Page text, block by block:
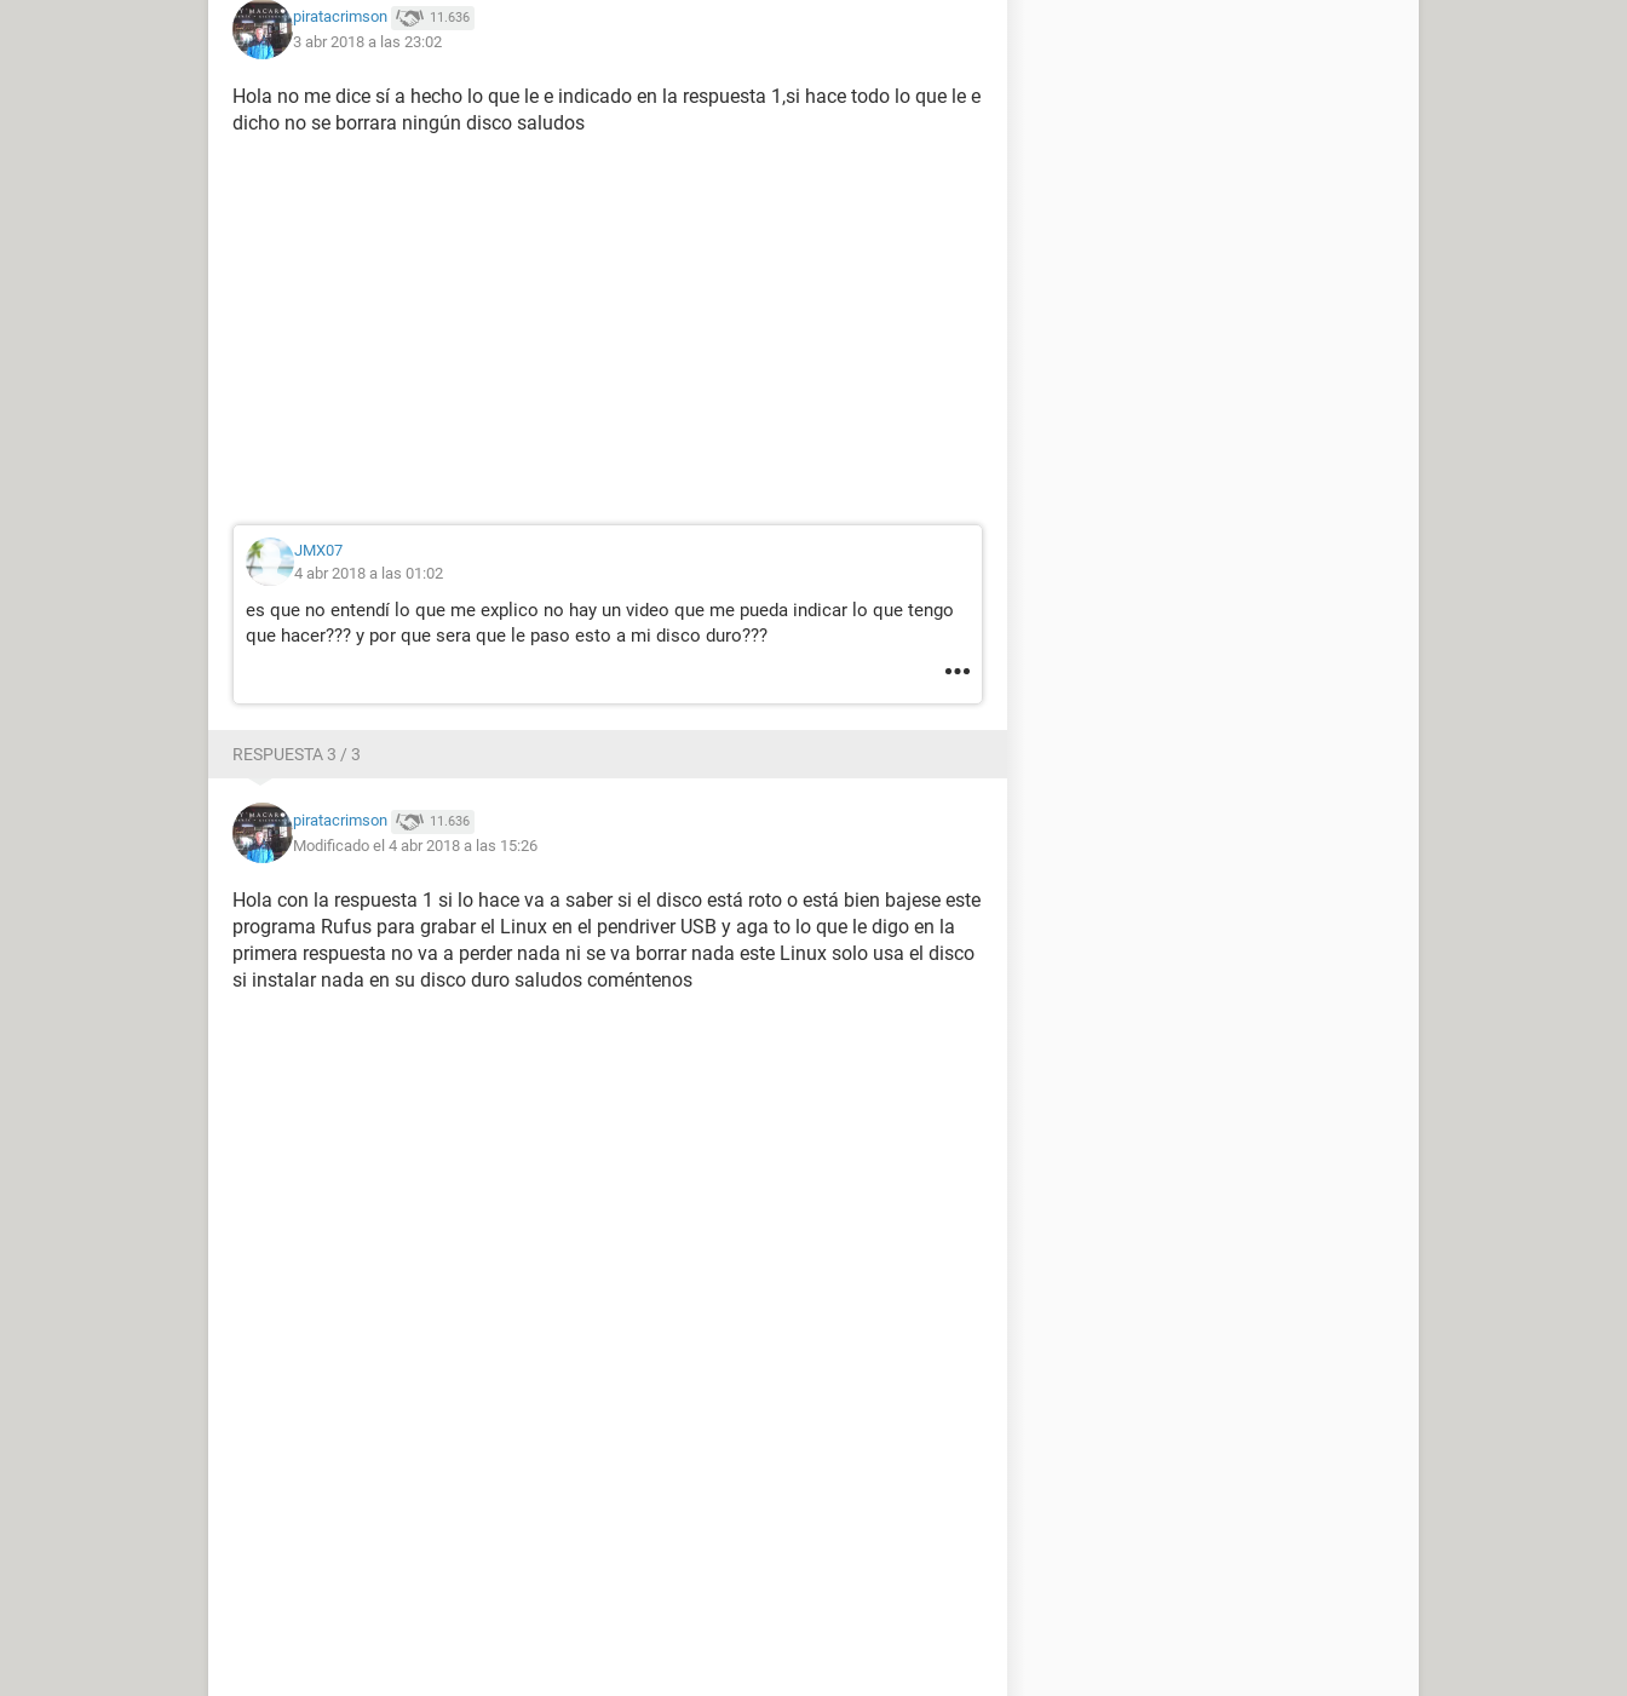
piratacrimson 11.636
3 abr 2018 a las 23:02
Hola no me dice sí a hecho lo que le e indicado en la respuesta 1,si hace todo lo que le e
dicho no se borrara ningún disco saludos
JMX07
4 abr 2018 a las 01:02
es que no entendí lo que me explico no hay un video que me pueda indicar lo que tengo
que hacer??? y por que sera que le paso esto a mi disco duro???
RESPUESTA 3 / 3
piratacrimson 11.636
Modificado el 4 abr 2018 a las 15:26
Hola con la respuesta 1 si lo hace va a saber si el disco está roto o está bien bajese este
programa Rufus para grabar el Linux en el pendriver USB y aga to lo que le digo en la
primera respuesta no va a perder nada ni se va borrar nada este Linux solo usa el disco
si instalar nada en su disco duro saludos coméntenos